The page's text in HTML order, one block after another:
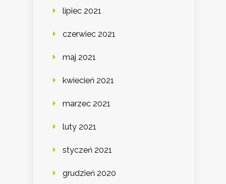
lipiec 2021
czerwiec 2021
maj 2021
kwiecień 2021
marzec 2021
luty 2021
styczeń 2021
grudzień 2020